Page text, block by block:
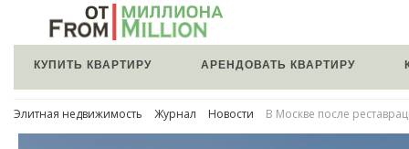
КУПИТЬ КВАРТИРУ АРЕНДОВАТЬ КВАРТИРУ
Элитная недвижимость Журнал Новости В Москве после